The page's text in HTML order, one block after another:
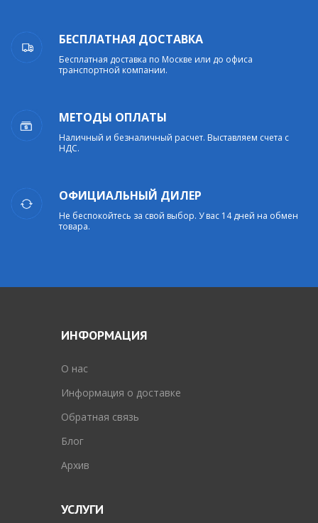
БЕСПЛАТНАЯ ДОСТАВКА
Бесплатная доставка по Москве или до офиса
транспортной компании.
МЕТОДЫ ОПЛАТЫ
Наличный и безналичный расчет. Выставляем счета с
НДС.
ОФИЦИАЛЬНЫЙ ДИЛЕР
Не беспокойтесь за свой выбор. У вас 14 дней на обмен
товара.
ИНФОРМАЦИЯ
O нас
Информация о доставке
Обратная связь
Блог
Архив
УСЛУГИ